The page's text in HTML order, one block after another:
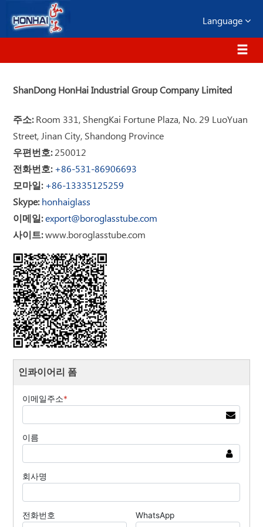
Language
ShanDong HonHai Industrial Group Company Limited
주소:Room 331, ShengKai Fortune Plaza, No. 29 LuoYuan
Street, Jinan City, Shandong Province
우편번호:250012
전화번호: +86-531-86906693
모마일: +86-13335125259
Skype:honhaiglass
이메일:export@boroglasstube.com
사이트:www.boroglasstube.com
인콰이어리 폼